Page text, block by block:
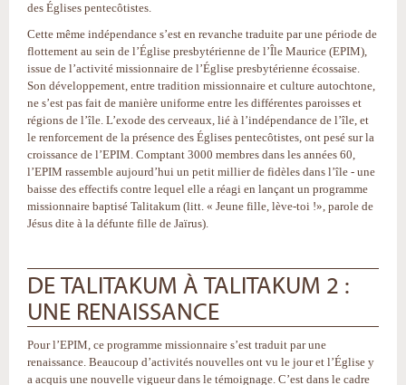
des Églises pentecôtistes.
Cette même indépendance s’est en revanche traduite par une période de
flottement au sein de l’Église presbytérienne de l’Île Maurice (EPIM),
issue de l’activité missionnaire de l’Église presbytérienne écossaise.
Son développement, entre tradition missionnaire et culture autochtone,
ne s’est pas fait de manière uniforme entre les différentes paroisses et
régions de l’île. L’exode des cerveaux, lié à l’indépendance de l’île, et
le renforcement de la présence des Églises pentecôtistes, ont pesé sur la
croissance de l’EPIM. Comptant 3000 membres dans les années 60,
l’EPIM rassemble aujourd’hui un petit millier de fidèles dans l’île - une
baisse des effectifs contre lequel elle a réagi en lançant un programme
missionnaire baptisé Talitakum (litt. « Jeune fille, lève-toi !», parole de
Jésus dite à la défunte fille de Jaïrus).
DE TALITAKUM À TALITAKUM 2 :
UNE RENAISSANCE
Pour l’EPIM, ce programme missionnaire s’est traduit par une
renaissance. Beaucoup d’activités nouvelles ont vu le jour et l’Église y
a acquis une nouvelle vigueur dans le témoignage. C’est dans le cadre